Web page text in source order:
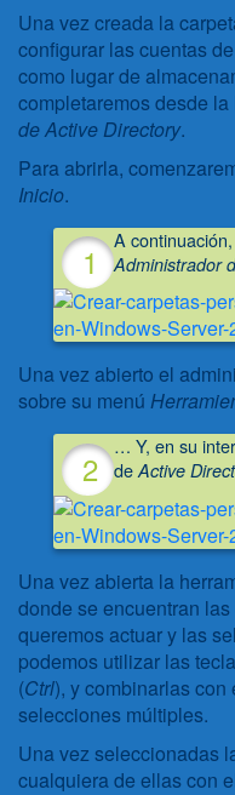
Una vez creada la
configurar las cuentas
como lugar de
completaremos desde
de Active Directory.
Para abrirla,
Inicio.
A
Administrador
Una vez abierto el
sobre su menú
… Y, en su
deActive
Una vez abierta la
donde se encuentran
queremos actuar y las
podemos utilizar las
(Ctrl), y combinarlas
selecciones múltiples.
Una vez seleccionadas
cualquiera de ellas con